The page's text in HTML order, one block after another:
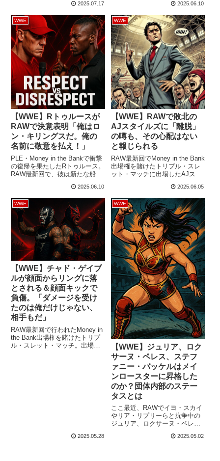
2025.07.17
表されました。Queen of the
Ringトーナメントに参加し、現
地6月16日放送のRAWで行われ
る1回戦でステファニー・バッケ
ル＆ラケル・ロドリゲス＆アイ
ビー・ナイルとの4wayマッチに
挑みます。What's your
WINNING...
2025.06.10
WWE
【WWE】Rトゥルースが
RAWで決意表明「俺はロ
ン・キリングスだ。俺の
名前に敬意を払え！」
PLE・Money in the Bankで衝撃
の復帰を果たしたRトゥルース。
RAW最新回で、彼は新たな船出
ファンの前へ登場したトゥルー
ス。熱い言葉でファンに訴えか
けます。みんな、Rトゥルースが
大好きだ。俺も好きだよ。で
も、あいつは面白すぎた。優し
すぎだし、寛大すぎだよな。で
も、今の俺は違うぞ！かかって
こいよ。ああ、生きてるって
感...
2025.06.10
WWE
【WWE】RAWで敗北の
AJスタイルズに「離脱」
の噂も、その心配はない
と報じられる
RAW最新回でMoney in the Bank
出場権を賭けたトリプル・スレ
ット・マッチに出場したAJスタ
し続けるのでしょうか。「犬猿
の仲」だったCMパンク、そして
エル・グランデ・アメリカーノ
との試合に挑んだ彼は、約21年
ぶりにパンクと対戦するなど注
目を集めましたが、試合はアメ
リカーノが勝利。この試合の
後、一部ファンの間で「これ
は...
2025.06.05
WWE
【WWE】チャド・ゲイブ
ルが顔面からリングに落
とされる＆顔面キックで
負傷。「ダメージを受け
たのは俺だけじゃない、
相手もだ」
RAW最新回で行われたMoney in
the Bank出場権を賭けたトリプ
ル・スレット・マッチ。出場し
2025.05.28
WWE
【WWE】ジュリア、ロク
サーヌ・ペレス、ステフ
ァニー・バッケルはメイ
ンロースターに昇格した
のか？団体内部のステー
タスとは
ここ最近、RAWでイヨ・スカイ
やリア・リプリーらと抗争中の
ジュリア、ロクサーヌ・ペレ
ケル。NXTの実力者たちのメイ
2025.05.02